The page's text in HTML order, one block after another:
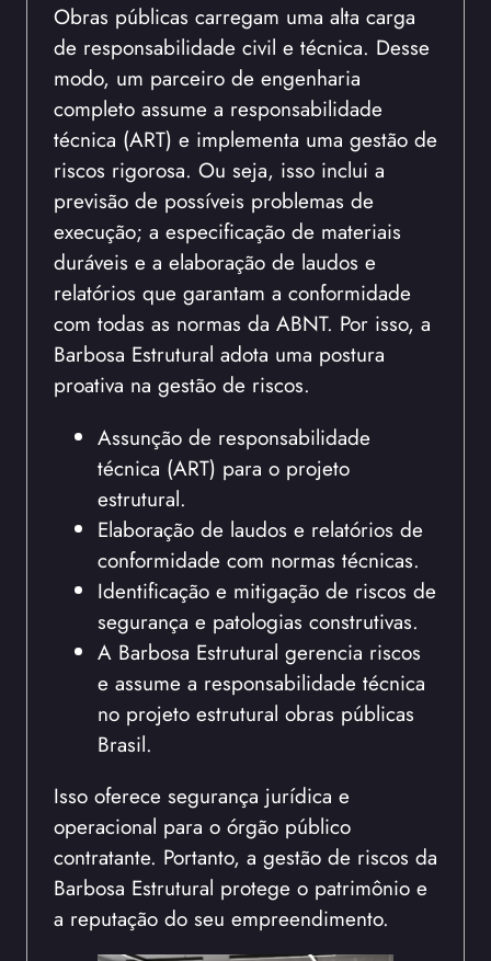
Obras públicas carregam uma alta carga
de responsabilidade civil e técnica. Desse
modo, um parceiro de engenharia
completo assume a responsabilidade
técnica (ART) e implementa uma gestão de
riscos rigorosa. Ou seja, isso inclui a
previsão de possíveis problemas de
execução; a especificação de materiais
duráveis e a elaboração de laudos e
relatórios que garantam a conformidade
com todas as normas da ABNT. Por isso, a
Barbosa Estrutural adota uma postura
proativa na gestão de riscos.
Assunção de responsabilidade
técnica (ART) para o projeto
estrutural.
Elaboração de laudos e relatórios de
conformidade com normas técnicas.
Identificação e mitigação de riscos de
segurança e patologias construtivas.
A Barbosa Estrutural gerencia riscos
e assume a responsabilidade técnica
no projeto estrutural obras públicas
Brasil.
Isso oferece segurança jurídica e
operacional para o órgão público
contratante. Portanto, a gestão de riscos da
Barbosa Estrutural protege o patrimônio e
a reputação do seu empreendimento.